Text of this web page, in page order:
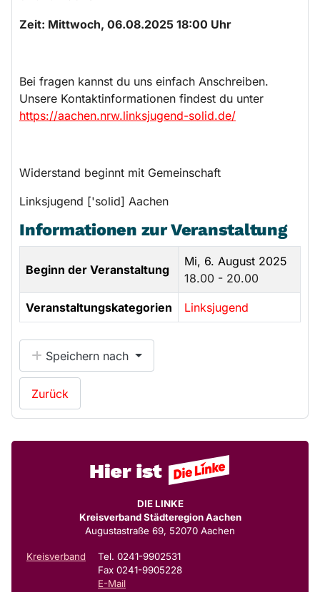
Zeit: Mittwoch, 06.08.2025 18:00 Uhr
Bei fragen kannst du uns einfach Anschreiben.
Unsere Kontaktinformationen findest du unter
https://aachen.nrw.linksjugend-solid.de/
Widerstand beginnt mit Gemeinschaft
Linksjugend ['solid] Aachen
Informationen zur Veranstaltung
Beginn der Veranstaltung
Mi, 6. August 2025
18.00 - 20.00
Veranstaltungskategorien Linksjugend
Speichern nach
Zurück
DIE LINKE
Kreisverband Städteregion Aachen
Augustastraße 69, 52070 Aachen
Kreisverband
Tel. 0241-9902531
Fax 0241-9905228
E-Mail